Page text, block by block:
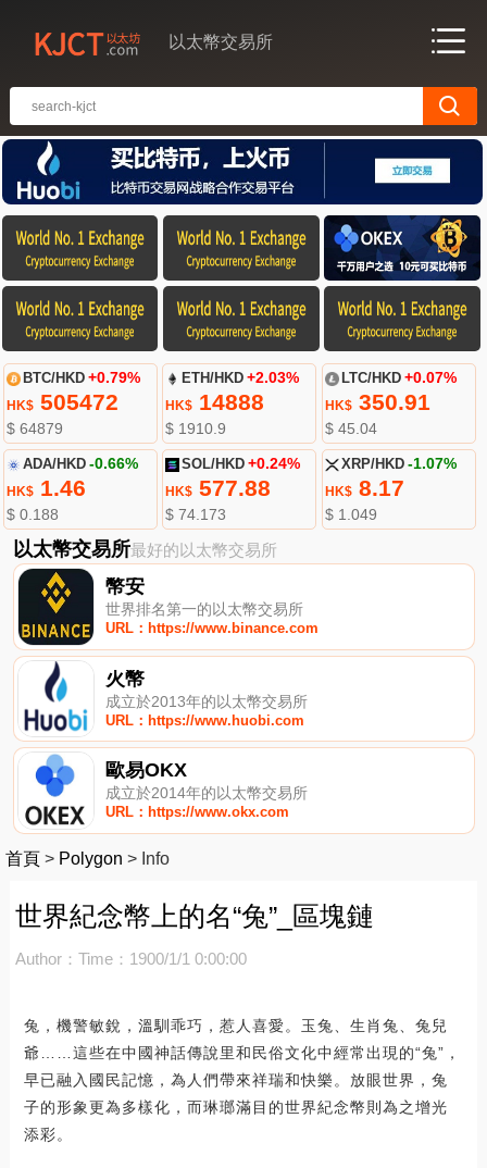
以太幣交易所
BTC/HKD +0.79%
HK$505472
$ 64879
ETH/HKD +2.03%
HK$ 14888
$ 1910.9
LTC/HKD +0.07%
HK$350.91
$ 45.04
ADA/HKD -0.66%
HK$1.46
$ 0.188
SOL/HKD +0.24%
HK$ 577.88
$ 74.173
XRP/HKD -1.07%
HK$8.17
$ 1.049
以太幣交易所最好的以太幣交易所
幣安
世界排名第一的以太幣交易所
URL：https://www.binance.com
火幣
成立於2013年的以太幣交易所
URL：https://www.huobi.com
歐易OKX
成立於2014年的以太幣交易所
URL：https://www.okx.com
首頁 > Polygon > Info
世界紀念幣上的名“兔”_區塊鏈
Author： Time：1900/1/1 0:00:00
兔，機警敏銳，溫馴乖巧，惹人喜愛。玉兔、生肖兔、兔兒
爺……這些在中國神話傳說里和民俗文化中經常出現的“兔”，
早已融入國民記憶，為人們帶來祥瑞和快樂。放眼世界，兔
子的形象更為多樣化，而琳瑯滿目的世界紀念幣則為之增光
添彩。